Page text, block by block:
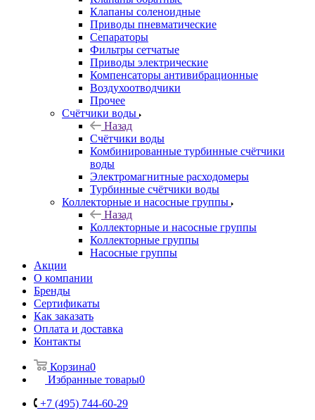
Клапаны соленоидные
Приводы пневматические
Сепараторы
Фильтры сетчатые
Приводы электрические
Компенсаторы антивибрационные
Воздухоотводчики
Прочее
Счётчики воды
Назад
Счётчики воды
Комбинированные турбинные счётчики
воды
Электромагнитные расходомеры
Турбинные счётчики воды
Коллекторные и насосные группы
Назад
Коллекторные и насосные группы
Коллекторные группы
Насосные группы
Акции
О компании
Бренды
Сертификаты
Как заказать
Оплата и доставка
Контакты
Корзина0
Избранные товары0
+7 (495) 744-60-29